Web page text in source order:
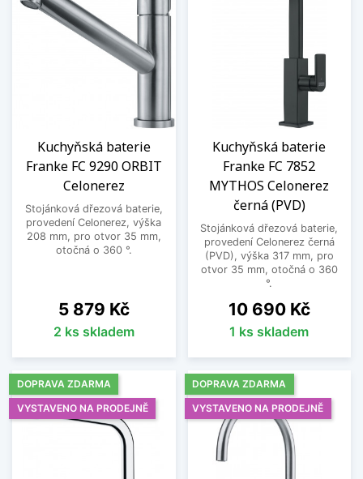
Kuchyňská baterie
Franke FC 9290 ORBIT
Celonerez
Stojánková dřezová baterie,
provedení Celonerez, výška
208 mm, pro otvor 35 mm,
otočná o 360 °.
Cena
5 879 Kč
2 ks skladem
Kuchyňská baterie
Franke FC 7852
MYTHOS Celonerez
černá (PVD)
Stojánková dřezová baterie,
provedení Celonerez černá
(PVD), výška 317 mm, pro
otvor 35 mm, otočná o 360
°.
Cena
10 690 Kč
1 ks skladem
DOPRAVA ZDARMA
VYSTAVENO NA PRODEJNĚ
DOPRAVA ZDARMA
VYSTAVENO NA PRODEJNĚ